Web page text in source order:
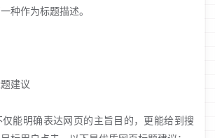
种作为标题描述。
建议
能明确表达网页的主旨目的，更能给到搜